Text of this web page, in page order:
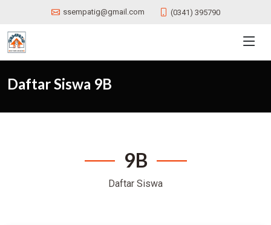
ssempatig@gmail.com (0341) 395790
Daftar Siswa 9B
9B
Daftar Siswa